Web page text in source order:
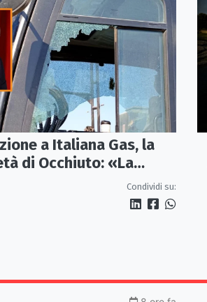
a Italiana Gas, la
di Occhiuto: «La
onesta non arretra»Condividi su: